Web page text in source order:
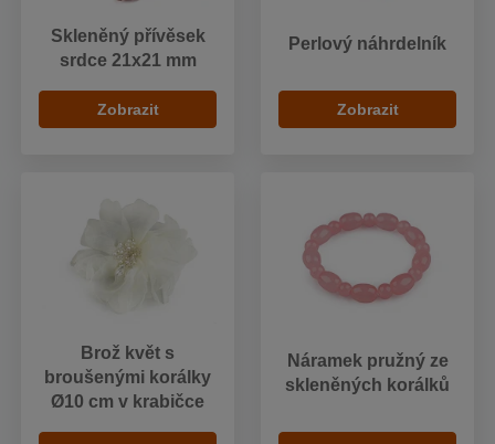
Skleněný přívěsek
srdce 21x21 mm
Zobrazit
Perlový náhrdelník
Zobrazit
Brož květ s
broušenými korálky
Ø10 cm v krabičce
Náramek pružný ze
skleněných korálků